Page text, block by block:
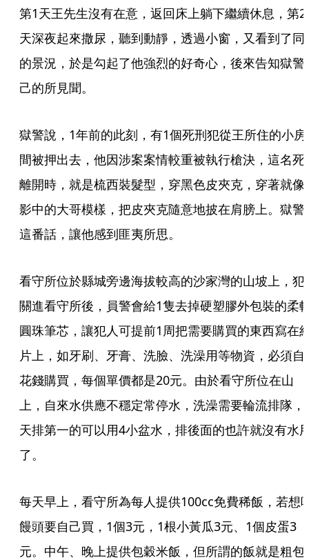
第1天王先生沒有在意，返回床上躺下繼續休息，第2
天深夜起來撒尿，聽到動靜，透過小窗，又看到了同
的景況，於是勾起了他強烈的好奇心，後來告知獄警
己的所見聞。
獄警說，1年前的此刻，有1個死刑犯從王所住的小房
間被押出去，他因涉案案情較重被執行槍決，這名死
離開時，就是梳西裝髮型，穿黑色皮夾克，穿著就像
影中的大哥模樣，把皮夾克隨意地披在肩膀上。獄警
這番話，讓他感到匪夷所思。
看守所位於縣城旁邊海拔較高的沙家灣的山坡上，犯
關進看守所後，員警會給1隻去掉硬塑膠外包裝的柔
圓珠筆芯，讓犯人可提前1周把需要購買的東西寫在
片上，如牙刷、牙膏、洗臉、洗澡用等物資，必須自
花錢購買，每個單價都是20元。由於看守所位在山
上，自來水供應不穩定常停水，洗澡需要輪流排隊，
天排第一的可以用4小盆水，排後面的也許就沒有水
了。
每天早上，看守所為每人提供100cc免費稀飯，若想
饅頭要自己買，1個3元，1根小黃瓜3元、1個皮蛋3
元。中午、晚上提供包穀米飯，但所謂的飯就是粗包